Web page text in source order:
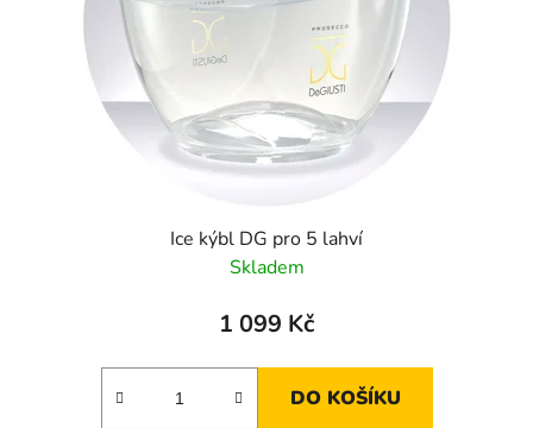
Ice kýbl DG pro 5 lahví
Skladem
1 099 Kč
DO KOŠÍKU